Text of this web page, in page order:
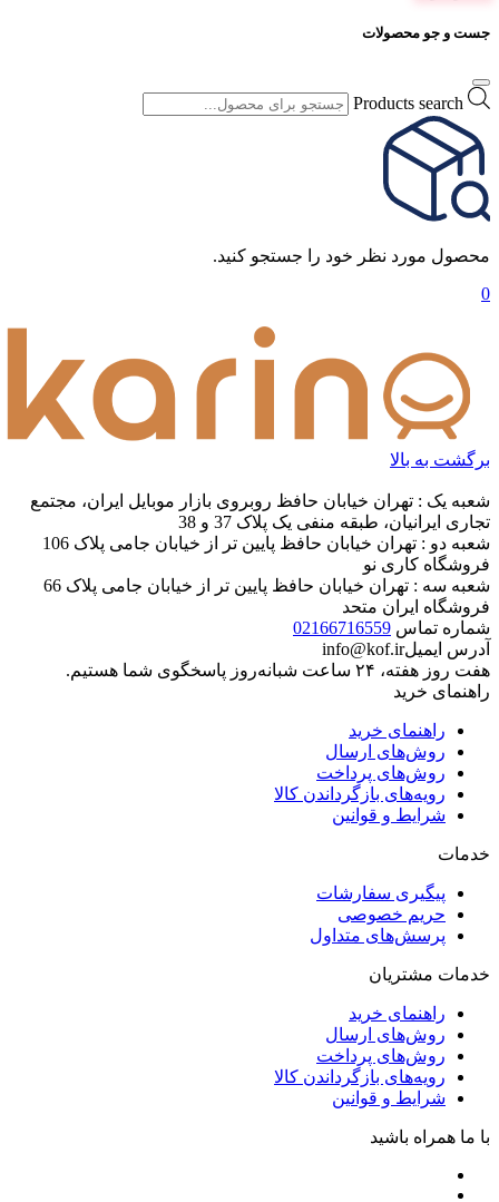
جست و جو محصولات
Products search
محصول مورد نظر خود را جستجو کنید.
0
برگشت به بالا
شعبه یک : تهران خیابان حافظ روبروی بازار موبایل ایران، مجتمع
تجاری ایرانیان، طبقه منفی یک پلاک 37 و 38
شعبه دو : تهران خیابان حافظ پایین تر از خیابان جامی پلاک 106
فروشگاه کاری نو
شعبه سه : تهران خیابان حافظ پایین تر از خیابان جامی پلاک 66
فروشگاه ایران متحد
شماره تماس 02166716559
آدرس ایمیلinfo@kof.ir
هفت روز هفته، ۲۴ ساعت شبانه‌روز پاسخگوی شما هستیم.
راهنمای خرید
راهنمای خرید
روش‌های ارسال
روش‌های پرداخت
رویه‌های بازگرداندن کالا
شرایط و قوانین
خدمات
پیگیری سفارشات
حریم خصوصی
پرسش‌های متداول
خدمات مشتریان
راهنمای خرید
روش‌های ارسال
روش‌های پرداخت
رویه‌های بازگرداندن کالا
شرایط و قوانین
با ما همراه باشید